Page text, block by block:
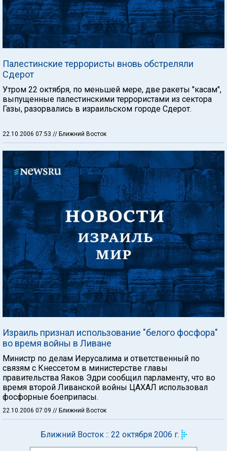
Палестинские террористы вновь обстреляли
Сдерот
Утром 22 октября, по меньшей мере, две ракеты "касам",
выпущенные палестинскими террористами из сектора
Газы, разорвались в израильском городе Сдерот.
22.10.2006 07:53 // Ближний Восток
Израиль признал использование "белого фосфора"
во время войны в Ливане
Министр по делам Иерусалима и ответственный по
связям с Кнессетом в министерстве главы
правительства Яаков Эдри сообщил парламенту, что во
время второй Ливанской войны ЦАХАЛ использовал
фосфорные боеприпасы.
22.10.2006 07:09 // Ближний Восток
Ближний Восток :: 22 октября 2006 г.